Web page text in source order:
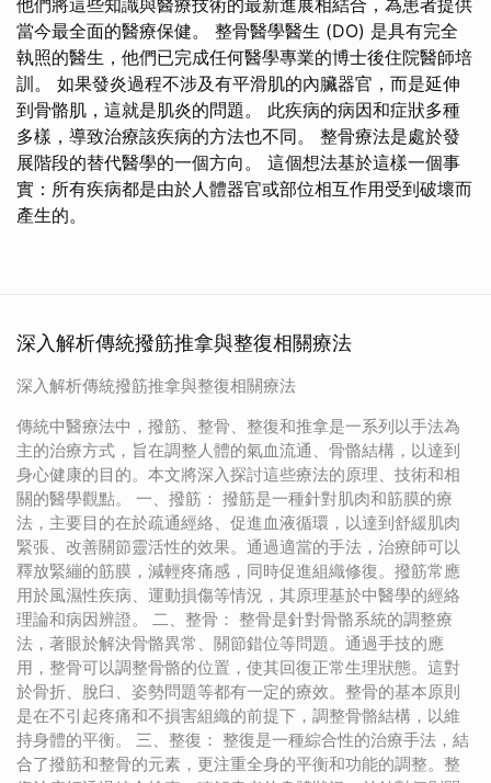
他們將這些知識與醫療技術的最新進展相結合，為患者提供
當今最全面的醫療保健。 整骨醫學醫生 (DO) 是具有完全
執照的醫生，他們已完成任何醫學專業的博士後住院醫師培
訓。 如果發炎過程不涉及有平滑肌的內臟器官，而是延伸
到骨骼肌，這就是肌炎的問題。 此疾病的病因和症狀多種
多樣，導致治療該疾病的方法也不同。 整骨療法是處於發
展階段的替代醫學的一個方向。 這個想法基於這樣一個事
實：所有疾病都是由於人體器官或部位相互作用受到破壞而
產生的。
深入解析傳統撥筋推拿與整復相關療法
深入解析傳統撥筋推拿與整復相關療法
傳統中醫療法中，撥筋、整骨、整復和推拿是一系列以手法為
主的治療方式，旨在調整人體的氣血流通、骨骼結構，以達到
身心健康的目的。本文將深入探討這些療法的原理、技術和相
關的醫學觀點。 一、撥筋： 撥筋是一種針對肌肉和筋膜的療
法，主要目的在於疏通經絡、促進血液循環，以達到舒緩肌肉
緊張、改善關節靈活性的效果。通過適當的手法，治療師可以
釋放緊繃的筋膜，減輕疼痛感，同時促進組織修復。撥筋常應
用於風濕性疾病、運動損傷等情況，其原理基於中醫學的經絡
理論和病因辨證。 二、整骨： 整骨是針對骨骼系統的調整療
法，著眼於解決骨骼異常、關節錯位等問題。通過手技的應
用，整骨可以調整骨骼的位置，使其回復正常生理狀態。這對
於骨折、脫臼、姿勢問題等都有一定的療效。整骨的基本原則
是在不引起疼痛和不損害組織的前提下，調整骨骼結構，以維
持身體的平衡。 三、整復： 整復是一種綜合性的治療手法，結
合了撥筋和整骨的元素，更注重全身的平衡和功能的調整。整